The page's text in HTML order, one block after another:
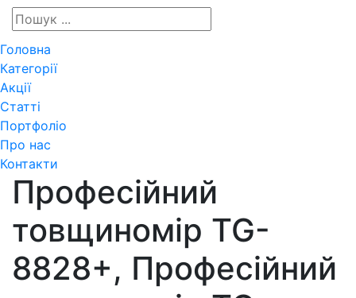
Головна
Категорії
Акції
Статті
Портфоліо
Про нас
Контакти
Професійний
товщиномір TG-
8828+, Професійний